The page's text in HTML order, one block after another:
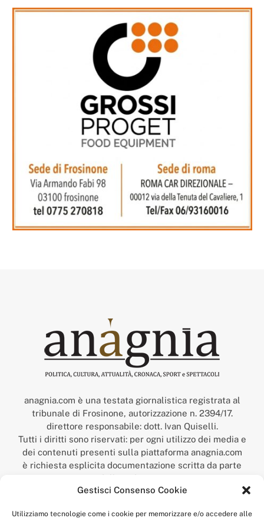
Gestisci Consenso Cookie
Utilizziamo tecnologie come i cookie per memorizzare e/o accedere alle
anagnia.com è una testata giornalistica registrata al
tribunale di Frosinone, autorizzazione n. 2394/17.
direttore responsabile: dott. Ivan Quiselli.
Tutti i diritti sono riservati: per ogni utilizzo dei media e
dei contenuti presenti sulla piattaforma anagnia.com
è richiesta esplicita documentazione scritta da parte
della redazione.
“Anagnia” è un marchio registrato presso l’Ufficio Italiano